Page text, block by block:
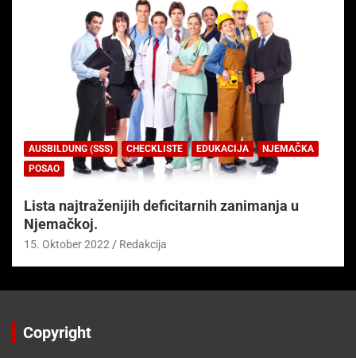
AUSBILDUNG (SSS) CHECKLISTE EDUKACIJA
NJEMAČKA
POSAO
Lista najtraženijih deficitarnih zanimanja u
Njemačkoj.
15. Oktober 2022 Redakcija
Copyright